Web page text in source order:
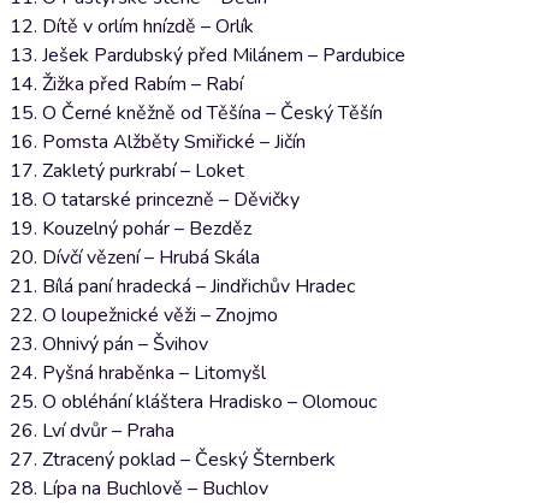
12. Dítě v orlím hnízdě – Orlík
13. Ješek Pardubský před Milánem – Pardubice
14. Žižka před Rabím – Rabí
15. O Černé kněžně od Těšína – Český Těšín
16. Pomsta Alžběty Smiřické – Jičín
17. Zakletý purkrabí – Loket
18. O tatarské princezně – Děvičky
19. Kouzelný pohár – Bezděz
20. Dívčí vězení – Hrubá Skála
21. Bílá paní hradecká – Jindřichův Hradec
22. O loupežnické věži – Znojmo
23. Ohnivý pán – Švihov
24. Pyšná hraběnka – Litomyšl
25. O obléhání kláštera Hradisko – Olomouc
26. Lví dvůr – Praha
27. Ztracený poklad – Český Šternberk
28. Lípa na Buchlově – Buchlov